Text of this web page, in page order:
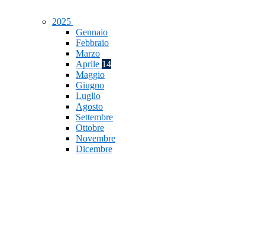
2025
Gennaio
Febbraio
Marzo
Aprile 14
Maggio
Giugno
Luglio
Agosto
Settembre
Ottobre
Novembre
Dicembre